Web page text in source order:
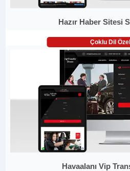
Hazır Haber Sitesi
Çoklu Dil
Havaalanı Vip